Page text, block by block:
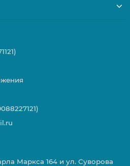
Маркса 164 и ул. Суворова